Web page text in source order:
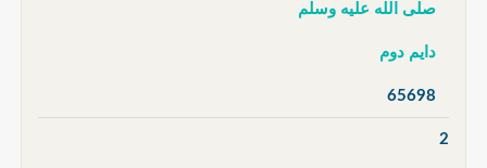
صلى الله عليه وسلم
دايم دوم
65698
2